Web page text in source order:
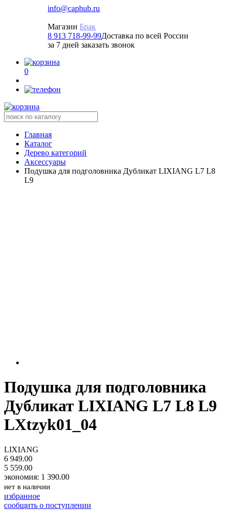
info@caphub.ru
Магазин Брак
8 913 718-99-99Доставка по всей России
за 7 дней заказать звонок
0
Главная
Каталог
Дерево категорий
Аксессуары
Подушка для подголовника Дубликат LIXIANG L7 L8
L9
Подушка для подголовника
Дубликат LIXIANG L7 L8 L9
LXtzyk01_04
LIXIANG
6 949.00
5 559.00
экономия: 1 390.00
нет в наличии
избранное
сообщить о поступлении